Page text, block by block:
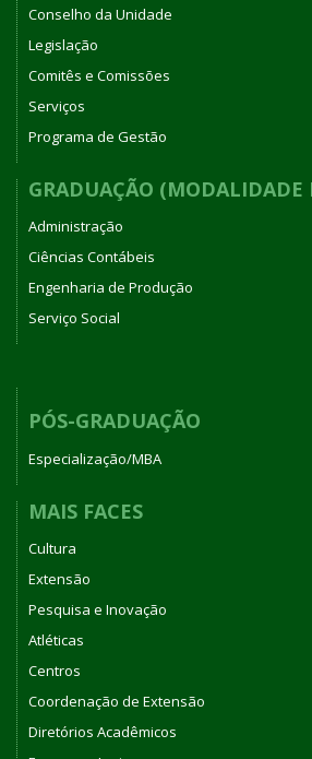
Conselho da Unidade
Legislação
Comitês e Comissões
Serviços
Programa de Gestão
GRADUAÇÃO (MODALIDADE
Administração
Ciências Contábeis
Engenharia de Produção
Serviço Social
PÓS-GRADUAÇÃO
Especialização/MBA
MAIS FACES
Cultura
Extensão
Pesquisa e Inovação
Atléticas
Centros
Coordenação de Extensão
Diretórios Acadêmicos